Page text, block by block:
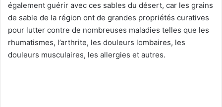
également guérir avec ces sables du désert, car les grains
de sable de la région ont de grandes propriétés curatives
pour lutter contre de nombreuses maladies telles que les
rhumatismes, l’arthrite, les douleurs lombaires, les
douleurs musculaires, les allergies et autres.